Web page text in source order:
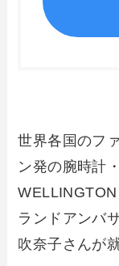
世界各国のフ
ン発の腕時計
ランドアンバ
吹奈子さんが